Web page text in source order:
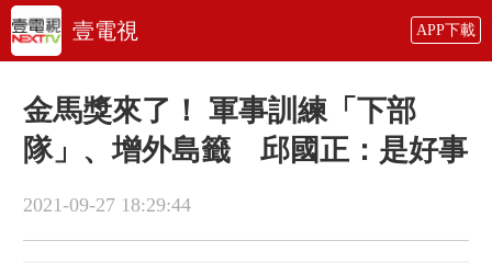
壹電視 APP下載
金馬獎來了！ 軍事訓練「下部
隊」、增外島籤 邱國正：是好事
2021-09-27 18:29:44